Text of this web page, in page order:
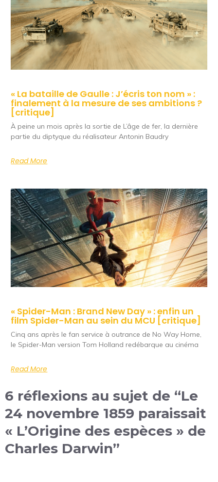
« La bataille de Gaulle : J’écris ton nom » :
finalement à la mesure de ses ambitions ?
[critique]
À peine un mois après la sortie de L’âge de fer, la dernière
partie du diptyque du réalisateur Antonin Baudry
Read More
« Spider-Man : Brand New Day » : enfin un
film Spider-Man au sein du MCU [critique]
Cinq ans après le fan service à outrance de No Way Home,
le Spider-Man version Tom Holland redébarque au cinéma
Read More
6 réflexions au sujet de “Le
24 novembre 1859 paraissait
« L’Origine des espèces » de
Charles Darwin”